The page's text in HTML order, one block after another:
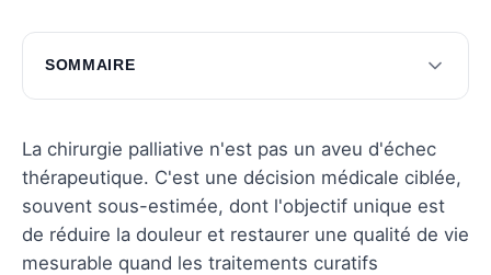
SOMMAIRE
Le parcours chirurgical en soins palliatifs
Les proches et soignants en première ligne
Questions fréquentes
La chirurgie palliative n'est pas un aveu d'échec
thérapeutique. C'est une décision médicale ciblée,
souvent sous-estimée, dont l'objectif unique est
de réduire la douleur et restaurer une qualité de vie
mesurable quand les traitements curatifs